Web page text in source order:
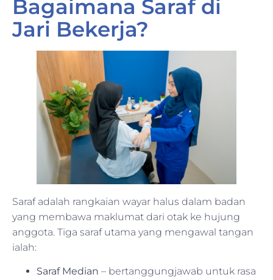
Bagaimana Saraf di
Jari Bekerja?
Saraf adalah rangkaian wayar halus dalam badan
yang membawa maklumat dari otak ke hujung
anggota. Tiga saraf utama yang mengawal tangan
ialah:
Saraf Median – bertanggungjawab untuk rasa